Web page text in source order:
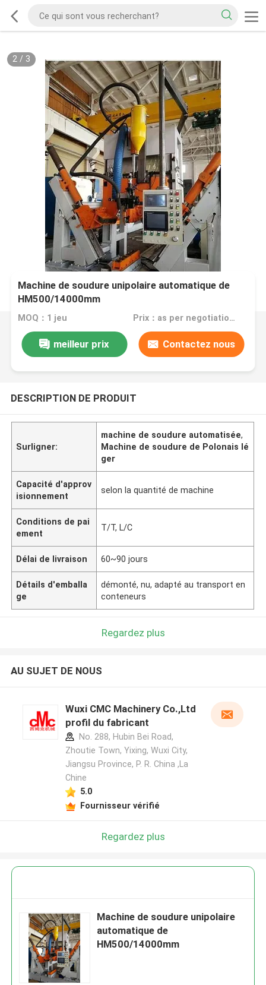
2/ 3
Machine de soudure unipolaire automatique de
HM500/14000mm
MOQ：1 jeu Prix：as per negotiation, USD, EURO, RMB are acceptable
meilleur prix Contactez nous
DESCRIPTION DE PRODUIT
Surligner:
machine de soudure automatisée,
Machine de soudure de Polonais lé
ger
Capacité d'approv
isionnement
selon la quantité de machine
Conditions de pai
ement
T/T, L/C
Délai de livraison 60~90 jours
Détails d'emballa
ge
démonté, nu, adapté au transport en
conteneurs
Regardez plus
AU SUJET DE NOUS
Wuxi CMC Machinery Co.,Ltd
profil du fabricant
No. 288, Hubin Bei Road,
Zhoutie Town, Yixing, Wuxi City,
Jiangsu Province, P. R. China ,La
Chine
5.0
Fournisseur vérifié
Regardez plus
Machine de soudure unipolaire
automatique de
HM500/14000mm